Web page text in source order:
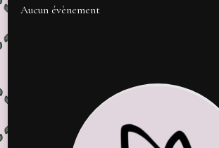
Aucun évènement